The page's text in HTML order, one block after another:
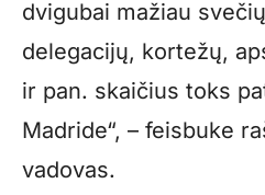
dvigubai mažiau
delegacijų, kortežų,
ir pan. skaičius toks
Madride“, – feisbuke
vadovas.